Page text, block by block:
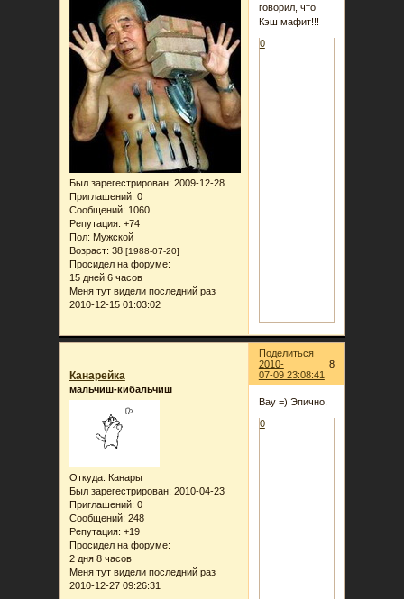
Был зарегестрирован: 2009-12-28
Приглашений: 0
Сообщений: 1060
Репутация: +74
Пол: Мужской
Возраст: 38 [1988-07-20]
Просидел на форуме:
15 дней 6 часов
Меня тут видели последний раз
2010-12-15 01:03:02
говорил, что
Кэш мафит!!!
0
Поделиться
8
2010-
07-09 23:08:41
Канарейка
мальчиш-кибальчиш
Откуда: Канары
Был зарегестрирован: 2010-04-23
Приглашений: 0
Сообщений: 248
Репутация: +19
Просидел на форуме:
2 дня 8 часов
Меня тут видели последний раз
2010-12-27 09:26:31
Вау =) Эпично.
0